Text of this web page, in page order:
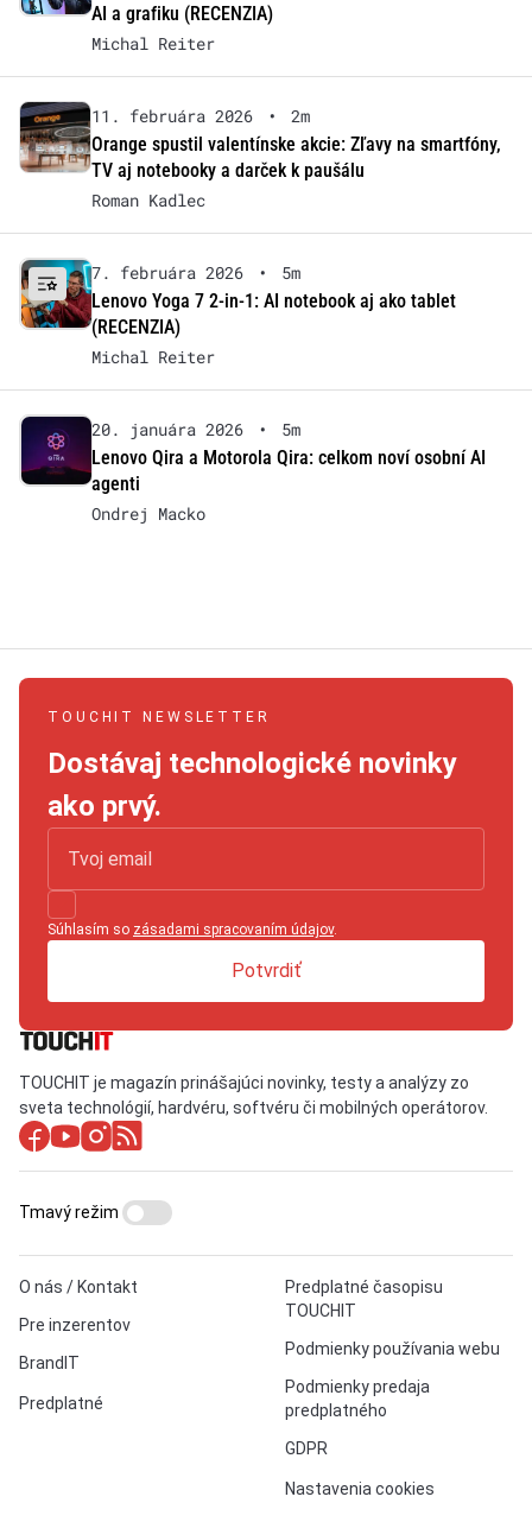
AI a grafiku (RECENZIA)
Michal Reiter
11. februára 2026 •
2m
Orange spustil valentínske akcie: Zľavy na smartfóny,
TV aj notebooky a darček k paušálu
Roman Kadlec
7. februára 2026 •
5m
Lenovo Yoga 7 2-in-1: AI notebook aj ako tablet
(RECENZIA)
Michal Reiter
20. januára 2026 •
5m
Lenovo Qira a Motorola Qira: celkom noví osobní AI
agenti
Ondrej Macko
TOUCHIT NEWSLETTER
Dostávaj technologické novinky
ako prvý.
Súhlasím so zásadami spracovaním údajov.
Potvrdiť
TOUCHIT je magazín prinášajúci novinky, testy a analýzy zo
sveta technológií, hardvéru, softvéru či mobilných operátorov.
O nás / Kontakt
Pre inzerentov
BrandIT
Predplatné
Predplatné časopisu
TOUCHIT
Podmienky používania webu
Podmienky predaja
predplatného
GDPR
Nastavenia cookies
Tmavý režim